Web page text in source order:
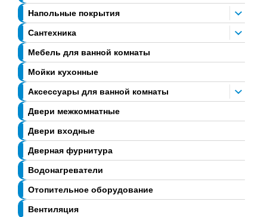
Напольные покрытия
Сантехника
Мебель для ванной комнаты
Мойки кухонные
Аксессуары для ванной комнаты
Двери межкомнатные
Двери входные
Дверная фурнитура
Водонагреватели
Отопительное оборудование
Вентиляция